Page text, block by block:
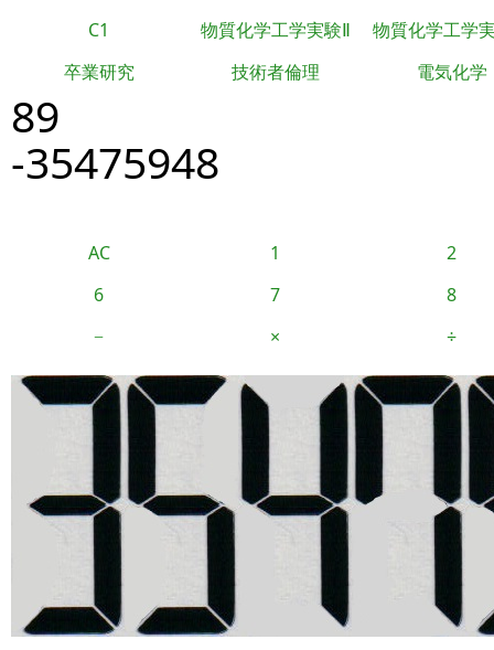
C1 物質化学工学実験Ⅱ
物質化学工学
卒業研究
技術者倫理 電気化学
89
-35475948
AC 1
2
6
7
8
−
× ÷